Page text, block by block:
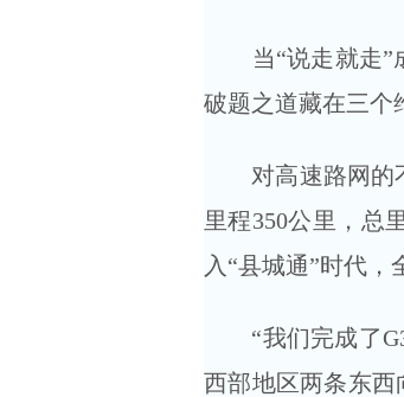
当“说走就走”成
破题之道藏在三个
对高速路网的不
里程350公里，总
入“县城通”时代，
“我们完成了
西部地区两条东西